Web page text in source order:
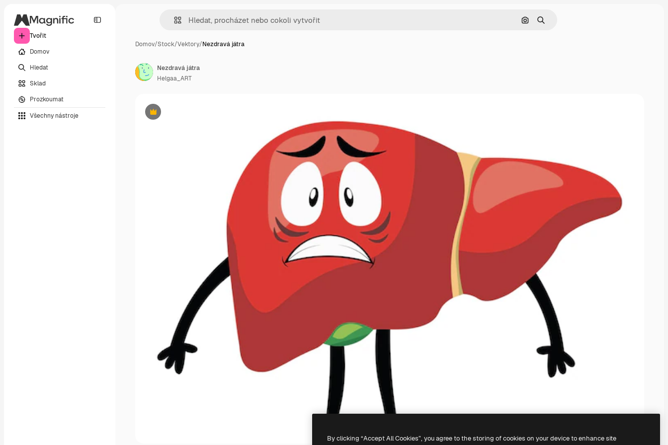
Tvořit
Domov
Hledat
Sklad
Prozkoumat
Všechny nástroje
Hledat podle obrázku
Hledat
Domov/Stock/Vektory/Nezdravá játra
Premium
Nezdravá játra
Helgaa_ART
By clicking “Accept All Cookies”, you agree to the storing of cookies on your device to enhance site